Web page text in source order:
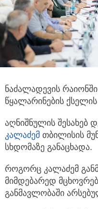
ნაძალადევის
წყალარინების
აღნიშნულის შესახებ
კალაძემ თბილისის
სხდომაზე განაცხადა.
როგორც კალაძემ
მიმდებარედ
განმავლობაში